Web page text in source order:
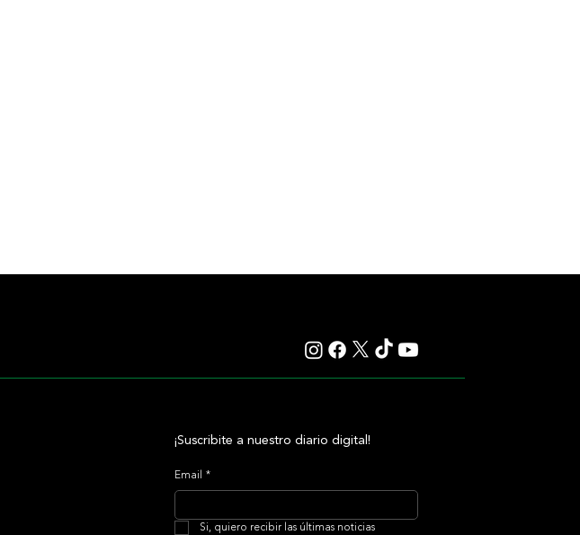
¡Suscribite a nuestro diario digital!
Email *
Si, quiero recibir las últimas noticias